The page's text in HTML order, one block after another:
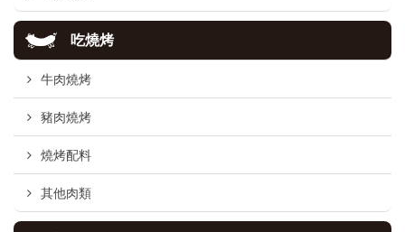
吃燒烤
牛肉燒烤
豬肉燒烤
燒烤配料
其他肉類